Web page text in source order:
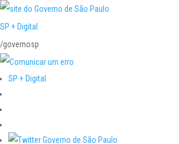
SP + Digital
/governosp
SP + Digital